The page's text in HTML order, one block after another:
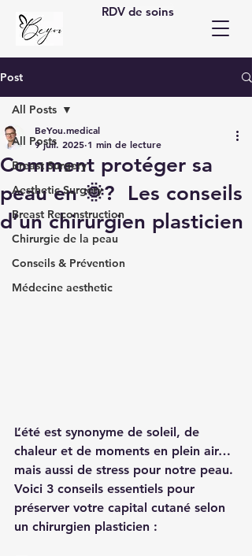
RDV de soins
Post
All Posts
Breast Surgery
Aesthetic Surgery
Breast Reconstruction
Chirurgie de la peau
Conseils & Prévention
Médecine aesthetic
All Posts
Comment protéger sa
peau en 🌞? Les conseils
d’un chirurgien plasticien
BeYou.medical
9 juil. 2025 1 min de lecture
L’été est synonyme de soleil, de
chaleur et de moments en plein air…
mais aussi de stress pour notre peau.
Voici 3 conseils essentiels pour
préserver votre capital cutané selon
un chirurgien plasticien :